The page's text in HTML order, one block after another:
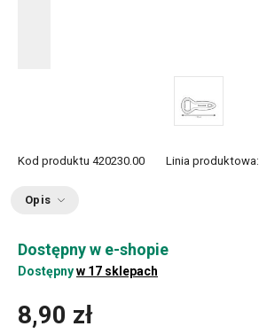
Kod produktu 420230.00 Linia produktowa:
Opis
Dostępny w e-shopie
Dostępnyw 17 sklepach
8,90 zł